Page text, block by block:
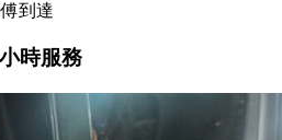
到達
時服務